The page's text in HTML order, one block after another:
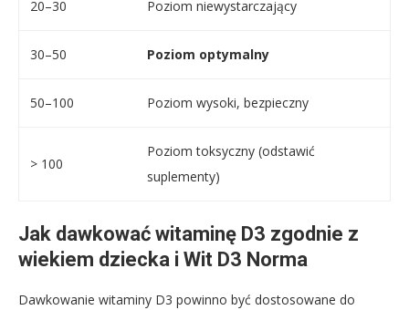
20–30 Poziom niewystarczający
30–50 Poziom optymalny
50–100 Poziom wysoki, bezpieczny
> 100
Poziom toksyczny (odstawić
suplementy)
Jak dawkować witaminę D3 zgodnie z
wiekiem dziecka i Wit D3 Norma
Dawkowanie witaminy D3 powinno być dostosowane do